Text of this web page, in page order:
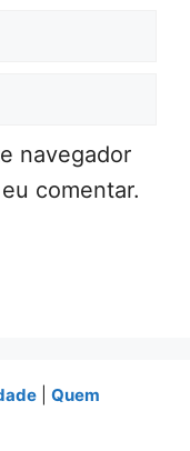
navegador
comentar.
Quem